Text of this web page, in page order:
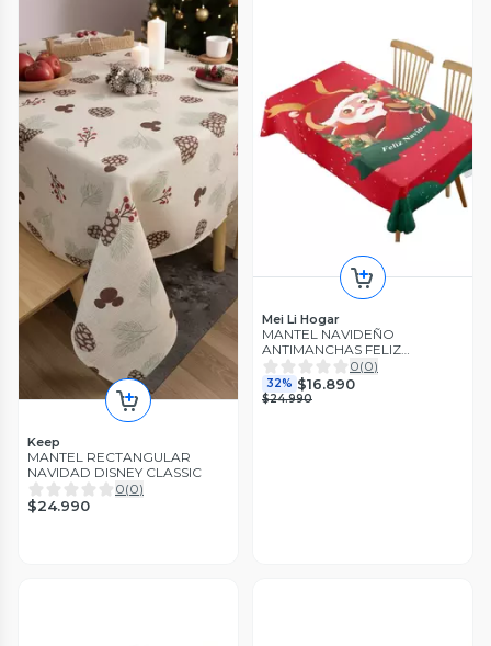
Keep
MANTEL RECTANGULAR
NAVIDAD DISNEY CLASSIC
0(0)
$24.990
Mei Li Hogar
MANTEL NAVIDEÑO
ANTIMANCHAS FELIZ
NAVIDAD
0(0)
32% $16.890
$24.990